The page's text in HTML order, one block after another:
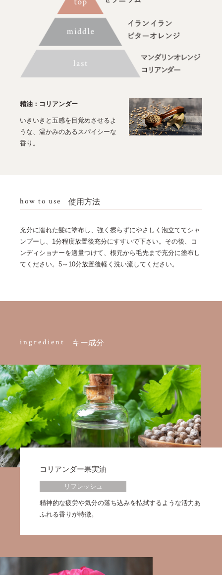
精油：コリアンダー
いきいきと五感を目覚めさせるよ
うな、温かみのあるスパイシーな
香り。
how to use 使用方法
充分に濡れた髪に塗布し、強く擦らずにやさしく泡立ててシャ
ンプーし、1分程度放置後充分にすすいで下さい。その後、コ
ンディショナーを適量つけて、根元から毛先まで充分に塗布し
てください。5～10分放置後軽く洗い流してください。
ingredient キー成分
コリアンダー果実油
リフレッシュ
精神的な疲労や気分の落ち込みを払拭するような活力あ
ふれる香りが特徴。